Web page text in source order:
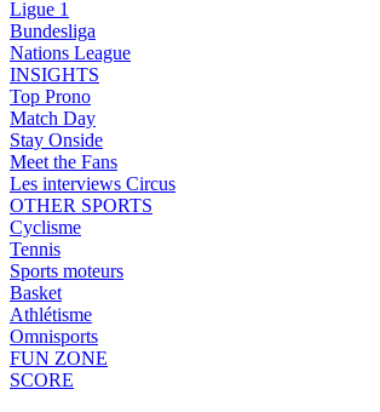
Ligue 1
Bundesliga
Nations League
INSIGHTS
Top Prono
Match Day
Stay Onside
Meet the Fans
Les interviews Circus
OTHER SPORTS
Cyclisme
Tennis
Sports moteurs
Basket
Athlétisme
Omnisports
FUN ZONE
SCORE